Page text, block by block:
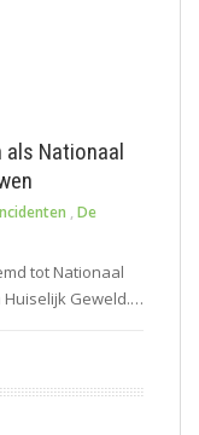
als Nationaal
, De
tot Nationaal
Geweld.…